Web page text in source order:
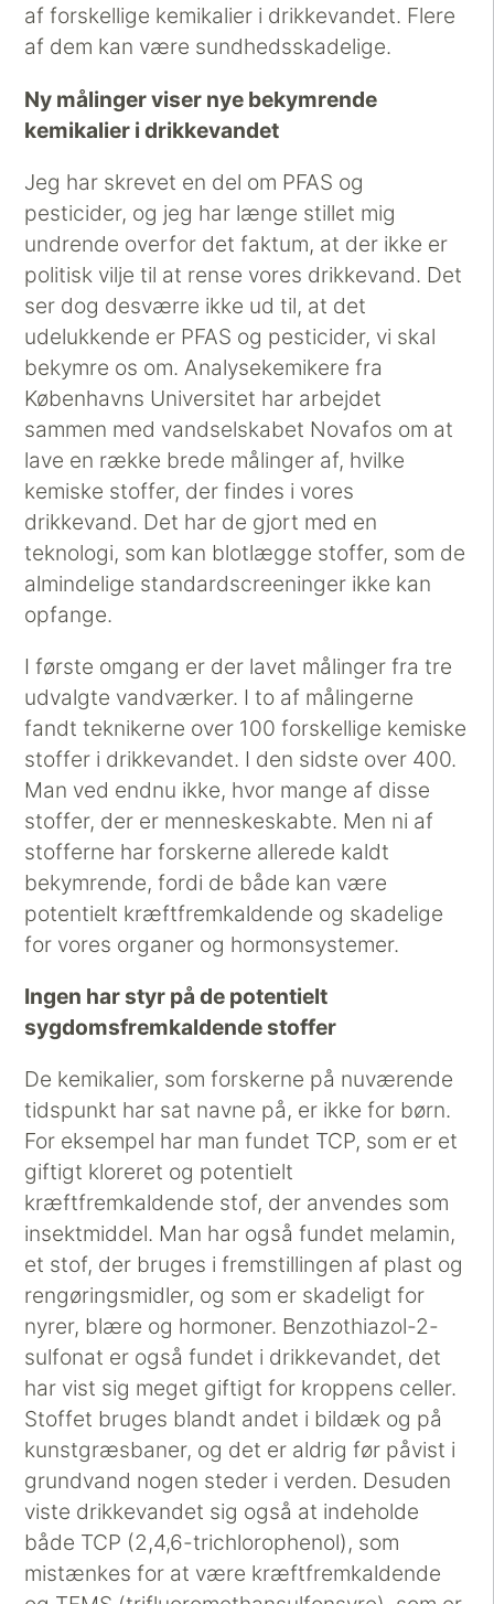
af forskellige kemikalier i drikkevandet. Flere
af dem kan være sundhedsskadelige.
Ny målinger viser nye bekymrende
kemikalier i drikkevandet
Jeg har skrevet en del om PFAS og
pesticider, og jeg har længe stillet mig
undrende overfor det faktum, at der ikke er
politisk vilje til at rense vores drikkevand. Det
ser dog desværre ikke ud til, at det
udelukkende er PFAS og pesticider, vi skal
bekymre os om. Analysekemikere fra
Københavns Universitet har arbejdet
sammen med vandselskabet Novafos om at
lave en række brede målinger af, hvilke
kemiske stoffer, der findes i vores
drikkevand. Det har de gjort med en
teknologi, som kan blotlægge stoffer, som de
almindelige standardscreeninger ikke kan
opfange.
I første omgang er der lavet målinger fra tre
udvalgte vandværker. I to af målingerne
fandt teknikerne over 100 forskellige kemiske
stoffer i drikkevandet. I den sidste over 400.
Man ved endnu ikke, hvor mange af disse
stoffer, der er menneskeskabte. Men ni af
stofferne har forskerne allerede kaldt
bekymrende, fordi de både kan være
potentielt kræftfremkaldende og skadelige
for vores organer og hormonsystemer.
Ingen har styr på de potentielt
sygdomsfremkaldende stoffer
De kemikalier, som forskerne på nuværende
tidspunkt har sat navne på, er ikke for børn.
For eksempel har man fundet TCP, som er et
giftigt kloreret og potentielt
kræftfremkaldende stof, der anvendes som
insektmiddel. Man har også fundet melamin,
et stof, der bruges i fremstillingen af plast og
rengøringsmidler, og som er skadeligt for
nyrer, blære og hormoner. Benzothiazol-2-
sulfonat er også fundet i drikkevandet, det
har vist sig meget giftigt for kroppens celler.
Stoffet bruges blandt andet i bildæk og på
kunstgræsbaner, og det er aldrig før påvist i
grundvand nogen steder i verden. Desuden
viste drikkevandet sig også at indeholde
både TCP (2,4,6-trichlorophenol), som
mistænkes for at være kræftfremkaldende